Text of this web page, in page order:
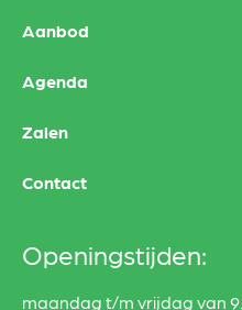
Aanbod
Agenda
Zalen
Contact
Openingstijden:
maandag t/m vrijdag van